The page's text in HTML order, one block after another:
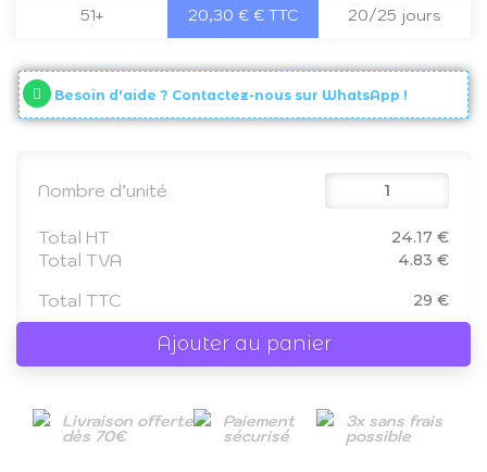
51+ 20,30 € € TTC 20/25 jours
Besoin d'aide ? Contactez-nous sur WhatsApp !
Nombre d’unité
Total HT 24.17 €
Total TVA 4.83 €
Total TTC 29 €
Ajouter au panier
Livraison offerte
dès 70€
Paiement
sécurisé
3x sans frais
possible